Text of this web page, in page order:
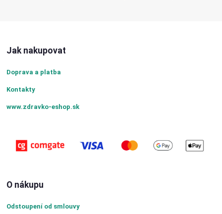
Jak nakupovat
Doprava a platba
Kontakty
www.zdravko-eshop.sk
O nákupu
Odstoupení od smlouvy